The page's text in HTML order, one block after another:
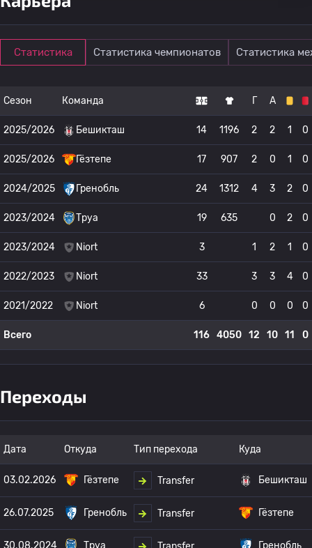
Статистика Статистика чемпионатов Статистика
Сезон Команда Г А
2025/2026 Бешикташ 14 1196 2 2 1 0
2025/2026 Гёзтепе 17 907 2 0 1 0
2024/2025 Гренобль 24 1312 4 3 2 0
2023/2024 Труа 19 635 0 2 0
2023/2024 Niort 3 1 2 1 0
2022/2023 Niort 33 3 3 4 0
2021/2022 Niort 6 0 0 0 0
Всего 116 4050 12 10 11 0
Переходы
Дата Откуда Тип перехода Куда
03.02.2026 Гёзтепе Transfer Бешикташ
26.07.2025 Гренобль Transfer Гёзтепе
30.08.2024 Труа Гренобль